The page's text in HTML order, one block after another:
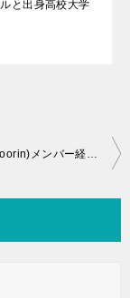
と出身高校大学
フーリン（Foorin)メンバー経歴名前は？パプリカ動画紹介